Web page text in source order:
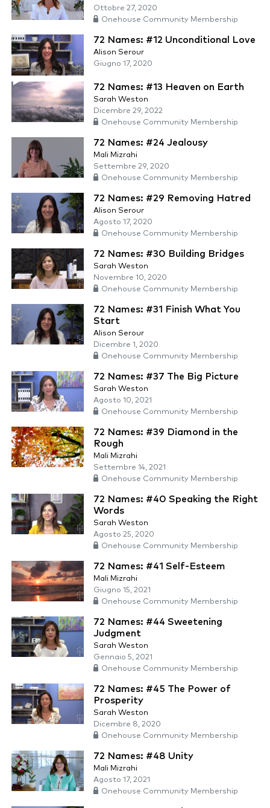
Ottobre 27, 2020
Onehouse Community Membership
72 Names: #12 Unconditional Love
Alison Serour
Giugno 17, 2020
72 Names: #13 Heaven on Earth
Sarah Weston
Dicembre 29, 2022
Onehouse Community Membership
72 Names: #24 Jealousy
Mali Mizrahi
Settembre 29, 2020
Onehouse Community Membership
72 Names: #29 Removing Hatred
Alison Serour
Agosto 17, 2020
Onehouse Community Membership
72 Names: #30 Building Bridges
Sarah Weston
Novembre 10, 2020
Onehouse Community Membership
72 Names: #31 Finish What You
Start
Alison Serour
Dicembre 1, 2020
Onehouse Community Membership
72 Names: #37 The Big Picture
Sarah Weston
Agosto 10, 2021
Onehouse Community Membership
72 Names: #39 Diamond in the
Rough
Mali Mizrahi
Settembre 14, 2021
Onehouse Community Membership
72 Names: #40 Speaking the Right
Words
Sarah Weston
Agosto 25, 2020
Onehouse Community Membership
72 Names: #41 Self-Esteem
Mali Mizrahi
Giugno 15, 2021
Onehouse Community Membership
72 Names: #44 Sweetening
Judgment
Sarah Weston
Gennaio 5, 2021
Onehouse Community Membership
72 Names: #45 The Power of
Prosperity
Sarah Weston
Dicembre 8, 2020
Onehouse Community Membership
72 Names: #48 Unity
Mali Mizrahi
Agosto 17, 2021
Onehouse Community Membership